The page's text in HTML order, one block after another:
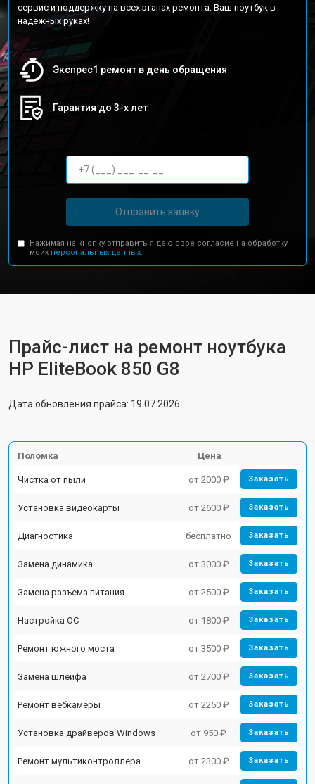
сервис и поддержку на всех этапах ремонта. Ваш ноутбук в
надежных руках!
Экспрес1 ремонт в день обращения
Гарантия до 3-х лет
Отправить заявку
Нажимая на кнопку отправить я даю свое согласие на обработку
моих персональных данных.
Прайс-лист на ремонт ноутбука
HP EliteBook 850 G8
Дата обновления прайса: 19.07.2026
Поломка Цена
Чистка от пыли от 2000 ₽ Заказать
Установка видеокарты от 2600 ₽ Заказать
Диагностика бесплатно Заказать
Замена динамика от 3000 ₽ Заказать
Замена разъема питания от 2500 ₽ Заказать
Настройка ОС от 1800 ₽ Заказать
Ремонт южного моста от 3500 ₽ Заказать
Замена шлейфа от 2700 ₽ Заказать
Ремонт вебкамеры от 2250 ₽ Заказать
Установка драйверов Windows от 950 ₽ Заказать
Ремонт мультиконтроллера от 2300 ₽ Заказать